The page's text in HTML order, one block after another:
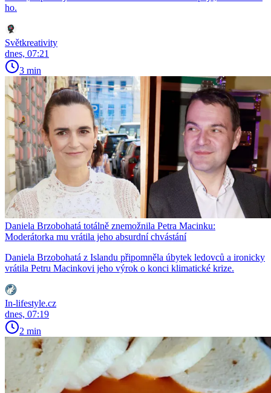
ho.
Světkreativity
dnes, 07:21
3 min
Daniela Brzobohatá totálně znemožnila Petra Macinku:
Moderátorka mu vrátila jeho absurdní chvástání
Daniela Brzobohatá z Islandu připomněla úbytek ledovců a ironicky
vrátila Petru Macinkovi jeho výrok o konci klimatické krize.
In-lifestyle.cz
dnes, 07:19
2 min